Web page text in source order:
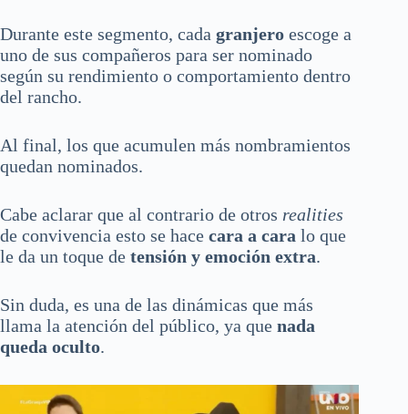
Durante este segmento, cada granjero escoge a
uno de sus compañeros para ser nominado
según su rendimiento o comportamiento dentro
del rancho.
Al final, los que acumulen más nombramientos
quedan nominados.
Cabe aclarar que al contrario de otros realities
de convivencia esto se hace cara a cara lo que
le da un toque de tensión y emoción extra.
Sin duda, es una de las dinámicas que más
llama la atención del público, ya que nada
queda oculto.